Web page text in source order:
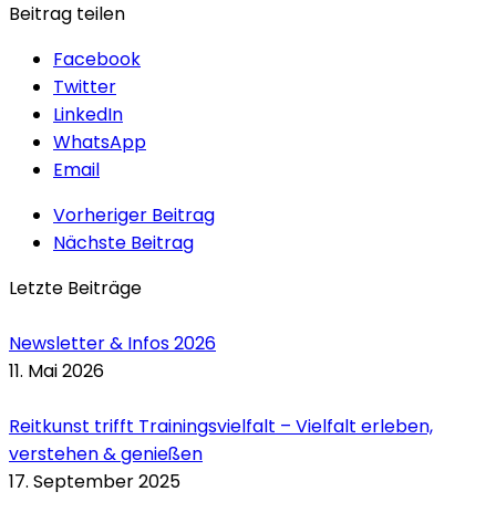
Beitrag teilen
Facebook
Twitter
LinkedIn
WhatsApp
Email
Vorheriger Beitrag
Nächste Beitrag
Letzte Beiträge
Newsletter & Infos 2026
11. Mai 2026
Reitkunst trifft Trainingsvielfalt – Vielfalt erleben,
verstehen & genießen
17. September 2025